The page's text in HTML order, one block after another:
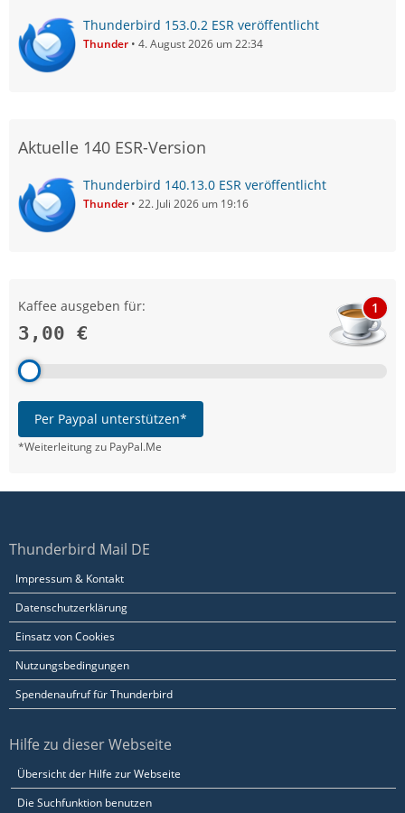
Thunderbird 153.0.2 ESR veröffentlicht
Thunder 4. August 2026 um 22:34
Aktuelle 140 ESR-Version
Thunderbird 140.13.0 ESR veröffentlicht
Thunder 22. Juli 2026 um 19:16
Kaffee ausgeben für:
3,00 €
1
Per Paypal unterstützen*
*Weiterleitung zu PayPal.Me
Thunderbird Mail DE
Impressum & Kontakt
Datenschutzerklärung
Einsatz von Cookies
Nutzungsbedingungen
Spendenaufruf für Thunderbird
Hilfe zu dieser Webseite
Übersicht der Hilfe zur Webseite
Die Suchfunktion benutzen